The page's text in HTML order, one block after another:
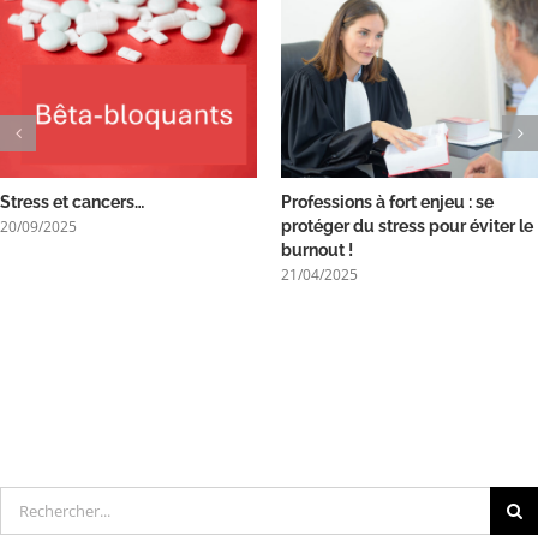
Stress et cancers…
20/09/2025
Professions à fort enjeu : se
protéger du stress pour éviter le
burnout !
21/04/2025
Rechercher